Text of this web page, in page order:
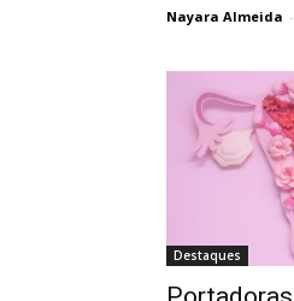
Nayara Almeida -
Destaques